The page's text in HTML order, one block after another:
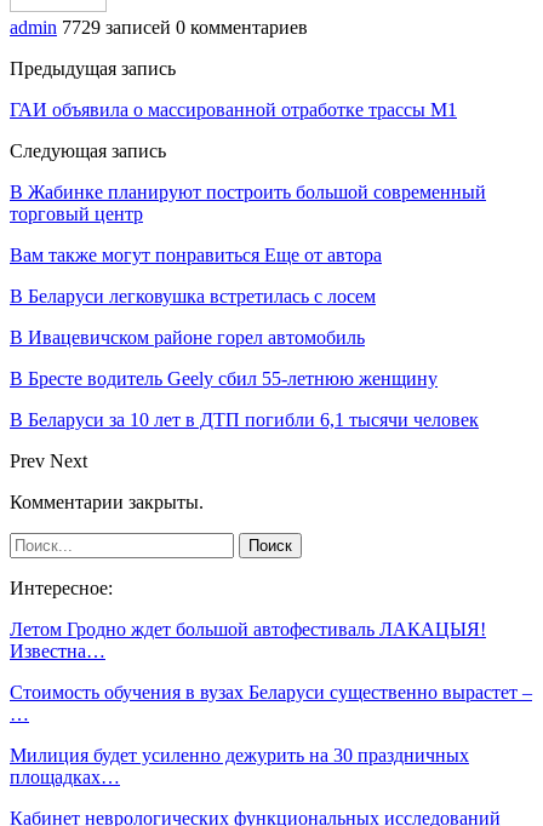
admin 7729 записей 0 комментариев
Предыдущая запись
ГАИ объявила о массированной отработке трассы М1
Следующая запись
В Жабинке планируют построить большой современный
торговый центр
Вам также могут понравиться Еще от автора
В Беларуси легковушка встретилась с лосем
В Ивацевичском районе горел автомобиль
В Бресте водитель Geely сбил 55-летнюю женщину
В Беларуси за 10 лет в ДТП погибли 6,1 тысячи человек
Prev Next
Комментарии закрыты.
Интересное:
Летом Гродно ждет большой автофестиваль ЛАКАЦЫЯ!
Известна…
Стоимость обучения в вузах Беларуси существенно вырастет –
…
Милиция будет усиленно дежурить на 30 праздничных
площадках…
Кабинет неврологических функциональных исследований